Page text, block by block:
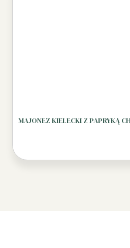
MAJONEZ KIELECKI Z PAPRYKĄ